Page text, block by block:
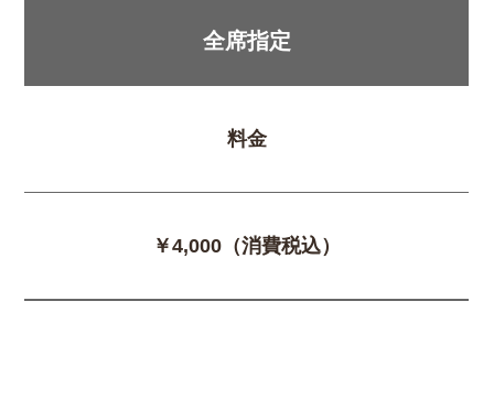
全席指定
料金
￥4,000（消費税込）